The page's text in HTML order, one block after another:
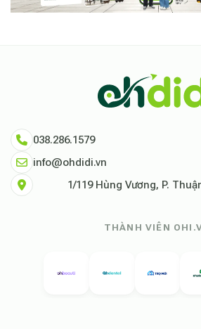
038.286.1579
info@ohdidi.vn
1/119 Hùng Vương, P.
THÀNH VIÊN